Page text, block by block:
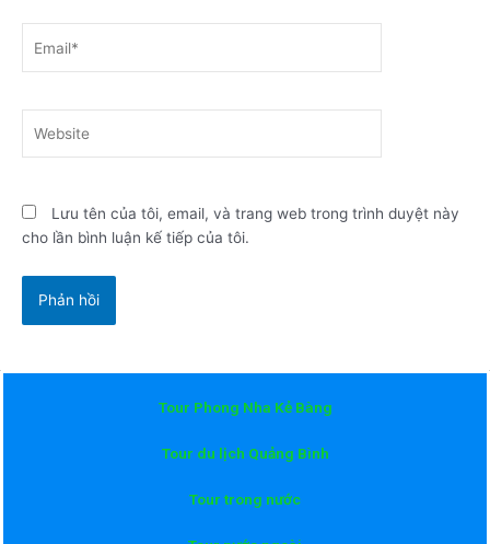
Lưu tên của tôi, email, và trang web trong trình duyệt này
cho lần bình luận kế tiếp của tôi.
Tour Phong Nha Kẻ Bàng
Tour du lịch Quảng Bình
Tour trong nước